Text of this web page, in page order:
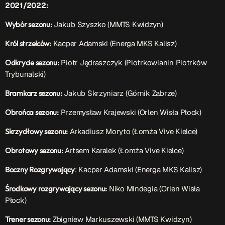
2021/2022:
Wybór sezonu:Jakub Szyszko (MMTS Kwidzyn)
Król strzelców:Kacper Adamski (Energa MKS Kalisz)
Odkrycie sezonu:Piotr Jędraszczyk (Piotrkowianin Piotrków
Trybunalski)
Bramkarz sezonu:Jakub Skrzyniarz (Górnik Zabrze)
Obrońca sezonu:Przemysław Krajewski (Orlen Wisła Płock)
Skrzydłowy sezonu: Arkadiusz Moryto (Łomża Vive Kielce)
Obrotowy sezonu:Artsem Karalek (Łomża Vive Kielce)
Boczny Rozgrywający: Kacper Adamski (Energa MKS Kalisz)
Środkowy rozgrywający sezonu: Niko Mindegia (Orlen Wisła
Płock)
Trener sezonu: Zbigniew Markuszewski (MMTS Kwidzyn)